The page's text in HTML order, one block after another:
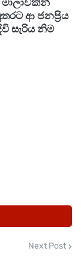
ඉල්ලා
ටික්ටොක්
වීඩියෝවට
අතර
ලැබී
මෙසේ
කිරීමත් සමඟ
ආ ජනප්‍රිය
සැරිය නිම
Next Post